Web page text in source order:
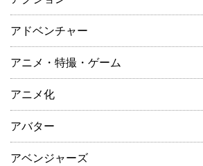
アドベンチャー
アニメ・特撮・ゲーム
アニメ化
アバター
アベンジャーズ